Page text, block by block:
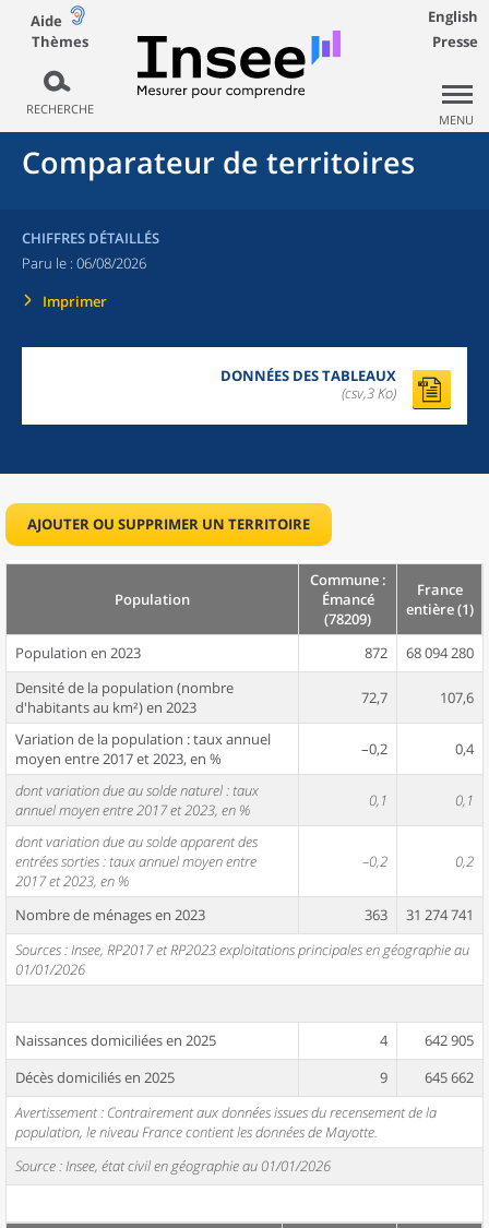
Aide
Thèmes
RECHERCHE
English
Presse
MENU
Comparateur de territoires
CHIFFRES DÉTAILLÉS
Paru le : 06/08/2026
Imprimer
DONNÉES DES TABLEAUX
(csv,3 Ko)
AJOUTER OU SUPPRIMER UN TERRITOIRE
Population
Commune :
Émancé
(78209)
France
entière (1)
Population en 2023 872
68 094 280
Densité de la population (nombre
d'habitants au km²) en 2023
72,7 107,6
Variation de la population : taux annuel
moyen entre 2017 et 2023, en %
–0,2 0,4
dont variation due au solde naturel : taux
annuel moyen entre 2017 et 2023, en %
0,1 0,1
dont variation due au solde apparent des
entrées sorties : taux annuel moyen entre
2017 et 2023, en %
–0,2 0,2
Nombre de ménages en 2023 363
31 274 741
Sources : Insee, RP2017 et RP2023 exploitations principales en géographie au
01/01/2026
Naissances domiciliées en 2025 4
642 905
Décès domiciliés en 2025
9
645 662
Avertissement : Contrairement aux données issues du recensement de la
population, le niveau France contient les données de Mayotte.
Source : Insee, état civil en géographie au 01/01/2026